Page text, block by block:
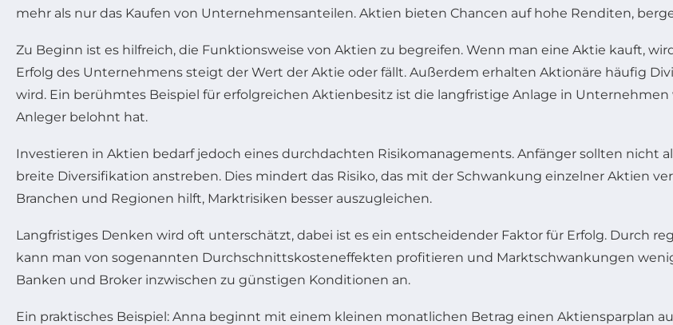
mehr als nur das Kaufen von Unternehmensanteilen. Aktien bieten Chancen auf hohe Renditen,
Zu Beginn ist es hilfreich, die Funktionsweise von Aktien zu begreifen. Wenn man eine Aktie kauft,
Erfolg des Unternehmens steigt der Wert der Aktie oder fällt. Außerdem erhalten Aktionäre häufig
wird. Ein berühmtes Beispiel für erfolgreichen Aktienbesitz ist die langfristige Anlage in
Anleger belohnt hat.
Investieren in Aktien bedarf jedoch eines durchdachten Risikomanagements. Anfänger sollten nicht
breite Diversifikation anstreben. Dies mindert das Risiko, das mit der Schwankung einzelner Aktien
Branchen und Regionen hilft, Marktrisiken besser auszugleichen.
Langfristiges Denken wird oft unterschätzt, dabei ist es ein entscheidender Faktor für Erfolg. Durch
kann man von sogenannten Durchschnittskosteneffekten profitieren und Marktschwankungen
Banken und Broker inzwischen zu günstigen Konditionen an.
Ein praktisches Beispiel: Anna beginnt mit einem kleinen monatlichen Betrag einen Aktiensparplan